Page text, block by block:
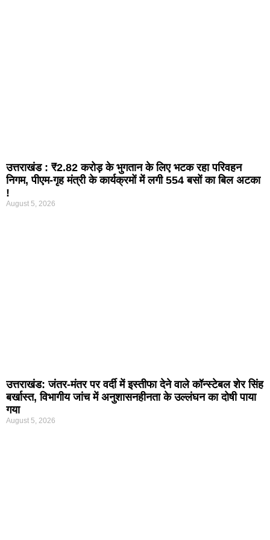
उत्तराखंड : ₹2.82 करोड़ के भुगतान के लिए भटक रहा परिवहन
निगम, पीएम-गृह मंत्री के कार्यक्रमों में लगी 554 बसों का बिल अटका
!
August 5, 2026
उत्तराखंड: जंतर-मंतर पर वर्दी में इस्तीफा देने वाले कॉन्स्टेबल शेर सिंह
बर्खास्त, विभागीय जांच में अनुशासनहीनता के उल्लंघन का दोषी पाया
गया
August 5, 2026